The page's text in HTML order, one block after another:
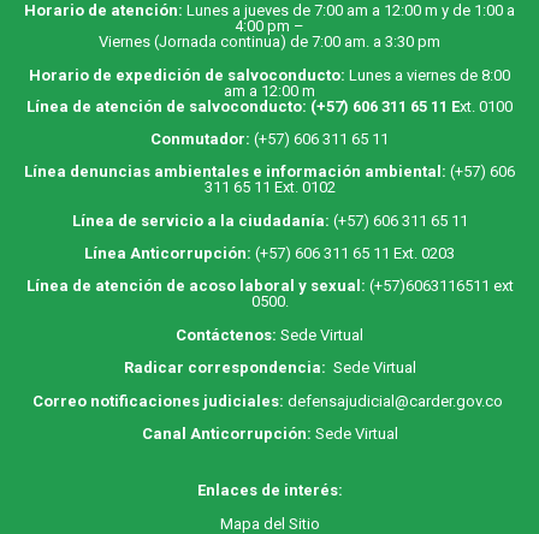
Horario de atención: Lunes a jueves de 7:00 am a 12:00 m y de 1:00 a
4:00 pm –
Viernes (Jornada continua) de 7:00 am. a 3:30 pm
Horario de expedición de salvoconducto: Lunes a viernes de 8:00
am a 12:00 m
Línea de atención de salvoconducto: (+57) 606 311 65 11 Ext. 0100
Conmutador: (+57) 606 311 65 11
Línea denuncias ambientales e información ambiental: (+57) 606
311 65 11 Ext. 0102
Línea de servicio a la ciudadanía: (+57) 606 311 65 11
Línea Anticorrupción: (+57) 606 311 65 11 Ext. 0203
Línea de atención de acoso laboral y sexual: (+57)6063116511 ext
0500.
Contáctenos: Sede Virtual
Radicar correspondencia: Sede Virtual
Correo notificaciones judiciales: defensajudicial@carder.gov.co
Canal Anticorrupción: Sede Virtual
Enlaces de interés:
Mapa del Sitio